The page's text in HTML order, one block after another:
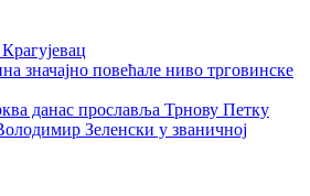
значајно повећале ниво трговинске
данас прославља Трнову Петку
Зеленски у званичној